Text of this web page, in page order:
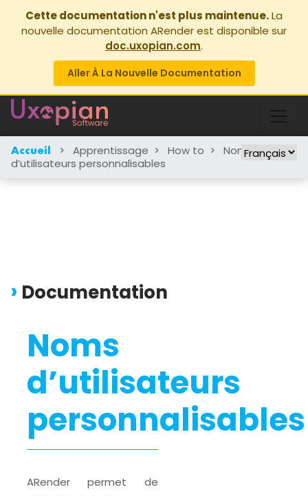
Cette documentation n'est plus maintenue.La
nouvelle documentation ARender est disponible sur
doc.uxopian.com.
Aller À La Nouvelle Documentation
Accueil > Apprentissage > How to > Noms
d’utilisateurs personnalisables
Documentation
Noms
d’utilisateurs
personnalisables
ARender permet de